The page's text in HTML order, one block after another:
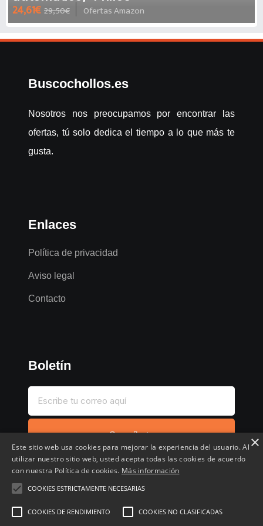
24,61€ 29,50€ Ofertas Amazon
Buscochollos.es
Nosotros nos preocupamos por encontrar las
ofertas, tú solo dedica el tiempo a lo que más te
gusta.
Enlaces
Política de privacidad
Aviso legal
Contacto
Boletín
Suscríbete
Inicio Compartir chollo Destacados
Cronológico
×
Este sitio web usa cookies para mejorar la experiencia del usuario. Al
utilizar nuestro sitio web, usted acepta todas las cookies de acuerdo
con nuestra Política de cookies. Más información
COOKIES ESTRICTAMENTE NECESARIAS
COOKIES DE RENDIMIENTO COOKIES NO CLASIFICADAS